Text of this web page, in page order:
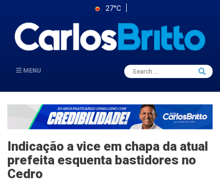
27°C
MENU
Search
for:
Search
Indicação a vice em chapa da atual
prefeita esquenta bastidores no
Cedro